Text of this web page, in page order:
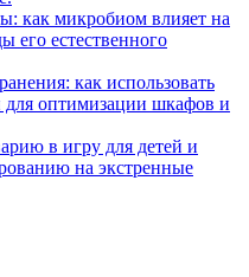
как микробиом влияет на
его естественного
как использовать
для оптимизации шкафов и
в игру для детей и
на экстренные